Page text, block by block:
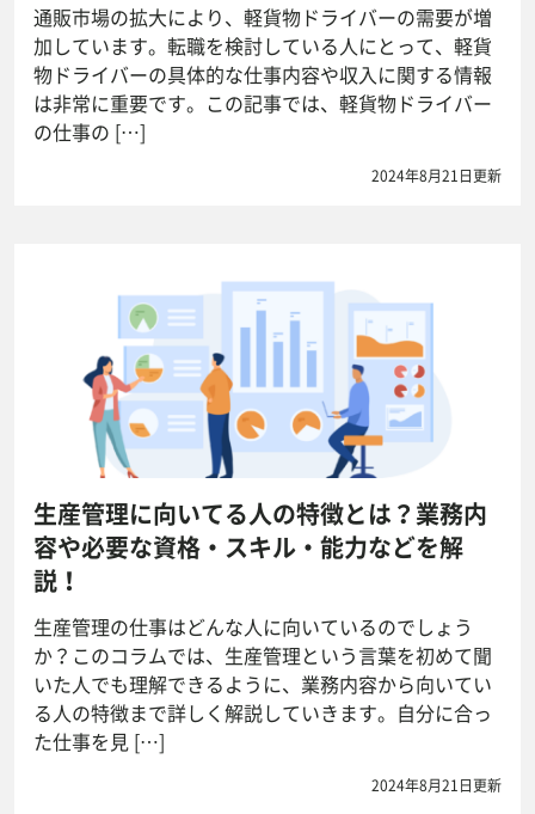
通販市場の拡大により、軽貨物ドライバーの需要が増
加しています。転職を検討している人にとって、軽貨
物ドライバーの具体的な仕事内容や収入に関する情報
は非常に重要です。この記事では、軽貨物ドライバー
の仕事の […]
2024年8月21日更新
生産管理に向いてる人の特徴とは？業務内
容や必要な資格・スキル・能力などを解
説！
生産管理の仕事はどんな人に向いているのでしょう
か？このコラムでは、生産管理という言葉を初めて聞
いた人でも理解できるように、業務内容から向いてい
る人の特徴まで詳しく解説していきます。自分に合っ
た仕事を見 […]
2024年8月21日更新